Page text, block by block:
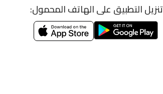
تنزيل التطبيق على الهاتف المحمول: